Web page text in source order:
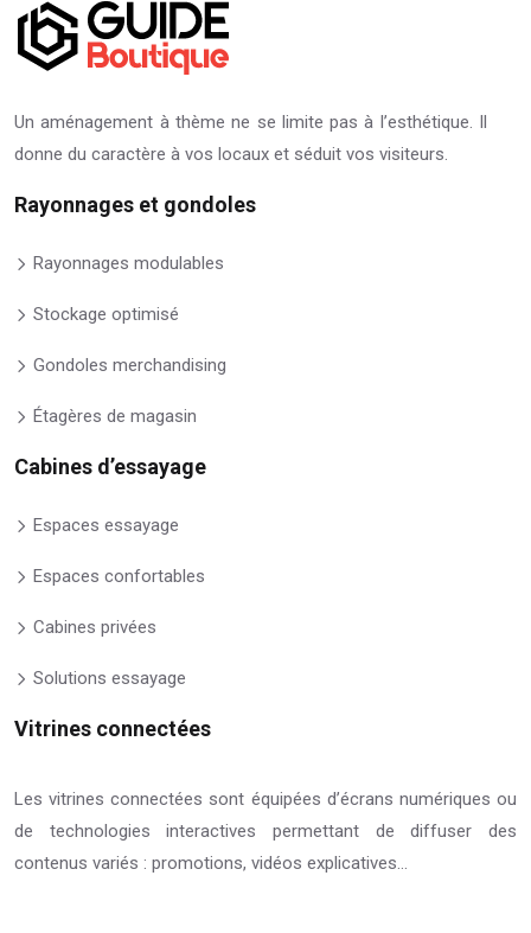
Un aménagement à thème ne se limite pas à l’esthétique. Il
donne du caractère à vos locaux et séduit vos visiteurs.
Rayonnages et gondoles
Rayonnages modulables
Stockage optimisé
Gondoles merchandising
Étagères de magasin
Cabines d’essayage
Espaces essayage
Espaces confortables
Cabines privées
Solutions essayage
Vitrines connectées
Les vitrines connectées sont équipées d’écrans numériques ou
de technologies interactives permettant de diffuser des
contenus variés : promotions, vidéos explicatives…